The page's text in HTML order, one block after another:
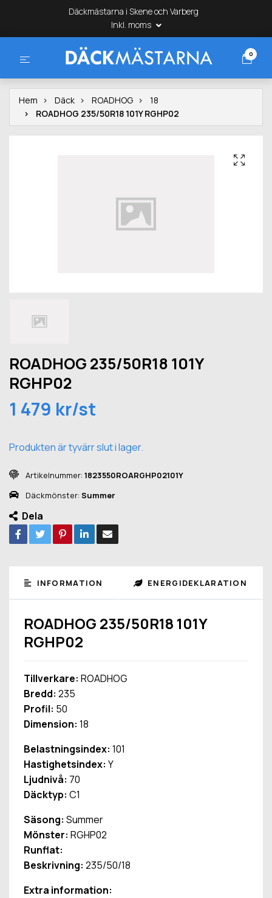
Däckmästarna i Skene och Varberg
Inkl. moms
0
Hem Däck ROADHOG
18
ROADHOG 235/50R18 101Y RGHP02
ROADHOG 235/50R18 101Y
RGHP02
1 479 kr/st
Produkten är tyvärr slut i lager.
Artikelnummer: 1823550ROARGHP02101Y
Däckmönster: Summer
Dela
INFORMATION ENERGIDEKLARATION
ROADHOG 235/50R18 101Y
RGHP02
Tillverkare: ROADHOG
Bredd: 235
Profil: 50
Dimension: 18
Belastningsindex: 101
Hastighetsindex: Y
Ljudnivå: 70
Däcktyp: C1
Säsong: Summer
Mönster: RGHP02
Runflat:
Beskrivning: 235/50/18
Extra information: